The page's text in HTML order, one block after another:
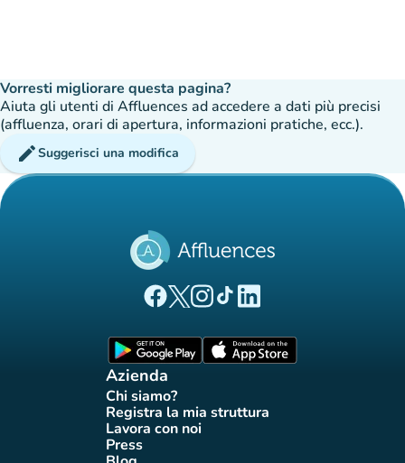
Vorresti migliorare questa pagina?
Aiuta gli utenti di Affluences ad accedere a dati più precisi
(affluenza, orari di apertura, informazioni pratiche, ecc.).
editSuggerisci una modifica
(nuova scheda)
(nuova scheda)
(nuova scheda)
(nuova scheda)
(nuova scheda)
Azienda
Chi siamo?(nuova scheda)
Registra la mia struttura
(nuova scheda)
Lavora con noi
(nuova scheda)
Press(nuova scheda)